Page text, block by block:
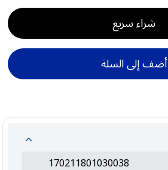
شراء سريع
أضف إلى السلة
170211801030038